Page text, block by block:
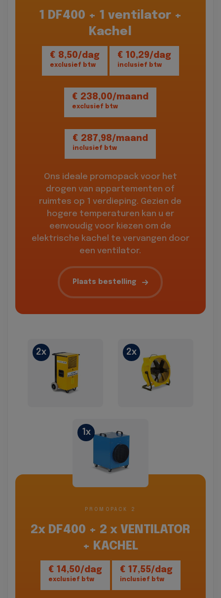
1 DF400 + 1 ventilator +
Kachel
€ 8,50/dag
exclusief btw
€ 10,29/dag
inclusief btw
€ 238,00/maand
exclusief btw
€ 287,98/maand
inclusief btw
Ons ideale promopack voor het
drogen van appartementen of
ruimtes op 1 verdieping. Gezien de
hogere temperaturen kan u er
eenvoudig voor kiezen om de
elektrische kachel te vervangen door
een ventilator.
Plaats bestelling
2x 2x
1x
PROMOPACK 2
2x DF400 + 2 x VENTILATOR
+ KACHEL
€ 14,50/dag
exclusief btw
€ 17,55/dag
inclusief btw